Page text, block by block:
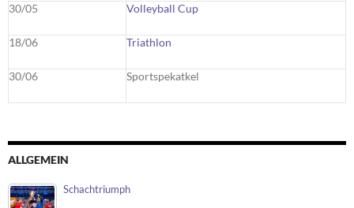
30/05 Volleyball Cup
18/06 Triathlon
30/06 Sportspekatkel
ALLGEMEIN
Schachtriumph